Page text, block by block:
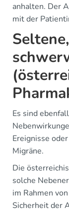
anhalten. Der
mit der
Es sind
Ereignisse
Migräne.
Die
solche
im Rahmen
Sicherheit der